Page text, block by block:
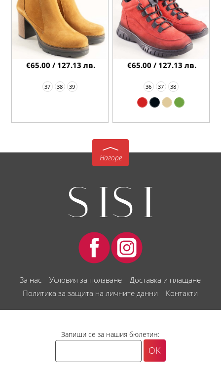
37 38 39
€65.00 / 127.13 лв.
36 37 38
€65.00 / 127.13 лв.
Нагоре
За нас Условия за ползване
Доставка и плащане
Политика за защита на личните данни
Контакти
Запиши се за нашия бюлетин: